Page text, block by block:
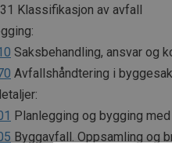
Klassifikasjon av avfall
Saksbehandling, ansvar og
Avfallshåndtering i
Planlegging og bygging
Byggavfall. Oppsamling og